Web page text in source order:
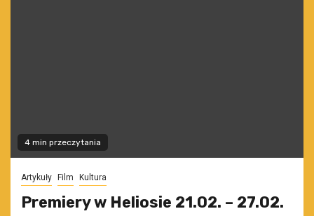
4 min przeczytania
Artykuły Film Kultura
Premiery w Heliosie 21.02. – 27.02.